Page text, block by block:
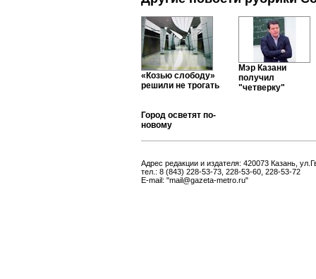
«Козью слободу»
решили не трогать
Мэр Казани
получил
"четверку"
Город осветят по-
новому
Адрес редакции и издателя: 420073 Казань,
тел.: 8 (843) 228-53-73, 228-53-60, 228-53-72
E-mail: "mail@gazeta-metro.ru"